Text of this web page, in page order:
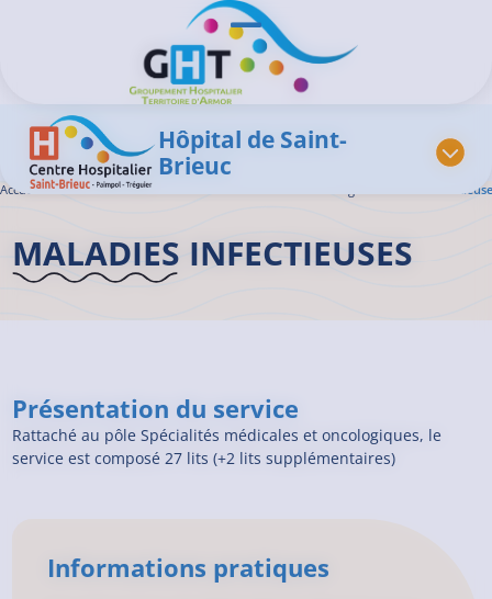
Ouvrir/Fermer le menu
Hôpital de Saint-
Brieuc
Accueil GHT>L'offre de soins Maladies
MALADIES INFECTIEUSES
Présentation du service
Rattaché au pôle Spécialités médicales et oncologiques, le
service est composé 27 lits (+2 lits supplémentaires)
Informations pratiques
Panneau de gestion des cookies